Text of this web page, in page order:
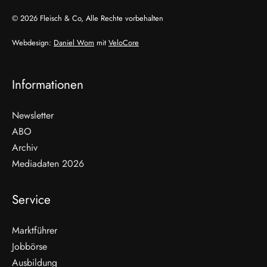
© 2026 Fleisch & Co, Alle Rechte vorbehalten
Webdesign: Daniel Wom mit VeloCore
Informationen
Newsletter
ABO
Archiv
Mediadaten 2026
Service
Marktführer
Jobbörse
Ausbildung